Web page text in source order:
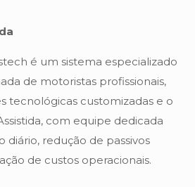
é um sistema especializado
de motoristas profissionais,
tecnológicas customizadas e o
com equipe dedicada
redução de passivos
de custos operacionais.